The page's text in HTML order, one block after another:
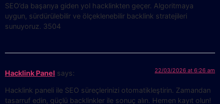
SEO’da başarıya giden yol hacklinkten geçer. Algoritmaya
uygun, sürdürülebilir ve ölçeklenebilir backlink stratejileri
sunuyoruz. 3504
Hacklink Panel says: 22/03/2026 at 6:26 am
Hacklink paneli ile SEO süreçlerinizi otomatikleştirin. Zamandan
tasarruf edin, güçlü backlinkler ile sonuç alın. Hemen kayıt olun!